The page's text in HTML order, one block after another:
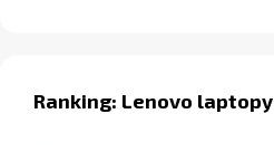
Ranking: Lenovo laptopy